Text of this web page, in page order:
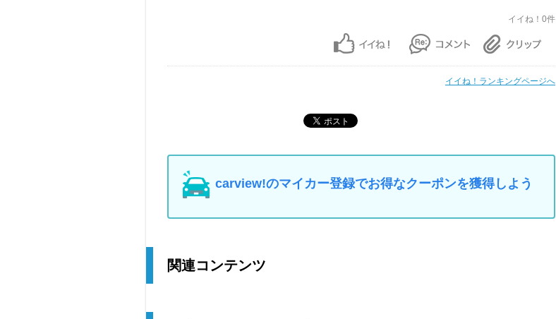
イイね！0件
イイね！ランキングページへ
carview!のマイカー登録でお得なクーポンを獲得しよう
関連コンテンツ